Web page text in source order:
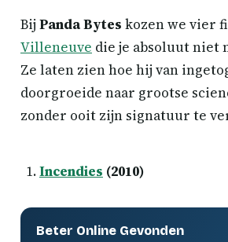
Bij Panda Bytes kozen we vier
Villeneuve die je absoluut niet
Ze laten zien hoe hij van
doorgroeide naar grootse
zonder ooit zijn signatuur te
Incendies (2010)
Beter Online Gevonden